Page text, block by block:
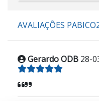
AVALIAÇÕES
Gerardo ODB 28-